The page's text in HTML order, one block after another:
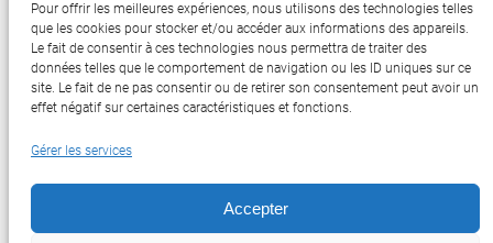
Pour offrir les meilleures expériences, nous utilisons des technologies telles
que les cookies pour stocker et/ou accéder aux informations des appareils.
Le fait de consentir à ces technologies nous permettra de traiter des
données telles que le comportement de navigation ou les ID uniques sur ce
site. Le fait de ne pas consentir ou de retirer son consentement peut avoir un
effet négatif sur certaines caractéristiques et fonctions.
Gérer les services
Accepter
Écrans & Moniteurs
Serveurs & Stockage
Impression & Consommables
Ordinateurs & Tablettes
Réseau & IoT